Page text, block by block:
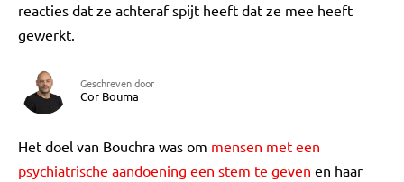
reacties dat ze achteraf spijt heeft dat ze mee heeft
gewerkt.
Geschreven door
Cor Bouma
Het doel van Bouchra was om mensen met een
psychiatrische aandoening een stem te geven en haar